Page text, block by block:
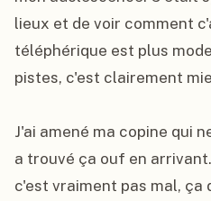
lieux et de voir comment
téléphérique est plus
pistes, c'est clairement
J'ai amené ma copine qui
a trouvé ça ouf en
c'est vraiment pas mal, ça